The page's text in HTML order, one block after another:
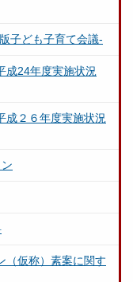
子ども子育て会議-
成24年度実施状況
成２６年度実施状況
（仮称）素案に関す